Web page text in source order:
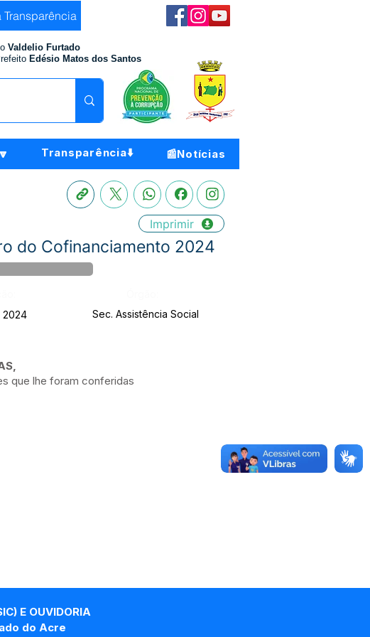
Transparência
Valdelio Furtado
Edésio Matos dos Santos
Transparência⬇️ 📰Notícias
Imprimir
do Cofinanciamento 2024
2024 Sec. Assistência Social
que lhe foram conferidas
E OUVIDORIA
do Acre